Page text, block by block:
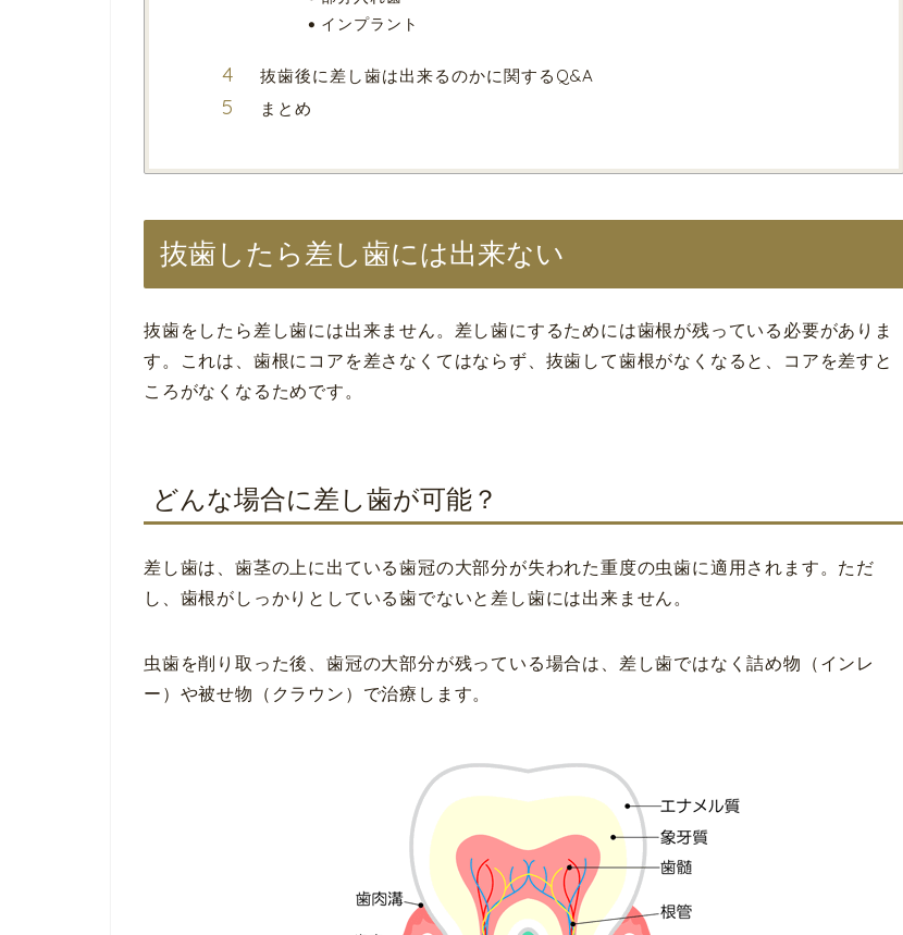
インプラント
抜歯後に差し歯は出来るのかに関するQ&A
まとめ
抜歯したら差し歯には出来ない
抜歯をしたら差し歯には出来ません。差し歯にするためには歯根が残っている必要がありま
す。これは、歯根にコアを差さなくてはならず、抜歯して歯根がなくなると、コアを差すと
ころがなくなるためです。
どんな場合に差し歯が可能？
差し歯は、歯茎の上に出ている歯冠の大部分が失われた重度の虫歯に適用されます。ただ
し、歯根がしっかりとしている歯でないと差し歯には出来ません。
虫歯を削り取った後、歯冠の大部分が残っている場合は、差し歯ではなく詰め物（インレ
ー）や被せ物（クラウン）で治療します。